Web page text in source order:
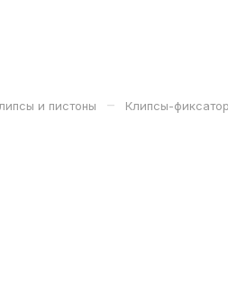
и пистоны – Клипсы-